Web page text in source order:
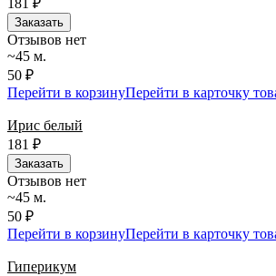
₽
Заказать
Отзывов нет
~45 м.
50 ₽
Перейти в корзинуПерейти в карточку
Ирис белый
181
₽
Заказать
Отзывов нет
~45 м.
50 ₽
Перейти в корзинуПерейти в карточку
Гиперикум